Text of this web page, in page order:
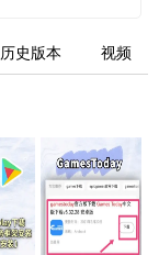
历史版本 视频